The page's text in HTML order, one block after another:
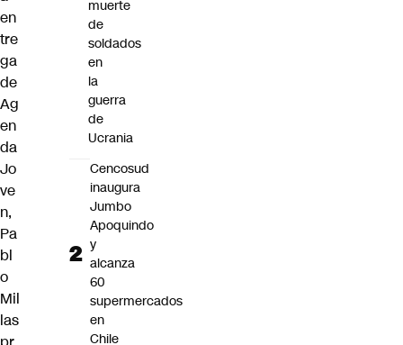
en
tre
ga
de
Ag
en
da
Jo
ve
n,
Pa
bl
o
Mil
las
muerte
de
soldados
en
la
guerra
de
Ucrania
Cencosud
inaugura
Jumbo
Apoquindo
y
alcanza
60
supermercados
en
Chile